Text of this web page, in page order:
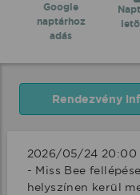
Google
naptárhoz
adás
Rendezvény
2026/05/24 20:00
- Miss Bee
helyszínen kerül